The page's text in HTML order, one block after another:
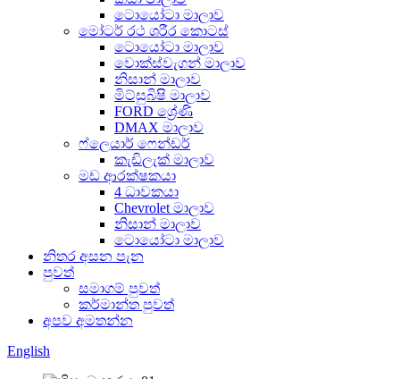
ටොයෝටා මාලාව
මෝටර් රථ ශරීර කොටස්
ටොයෝටා මාලාව
වොක්ස්වැගන් මාලාව
නිසාන් මාලාව
මිට්සුබිෂි මාලාව
FORD ශ්‍රේණි
DMAX මාලාව
ෆ්ලෙයාර් ෆෙන්ඩර්
කැඩිලැක් මාලාව
මඩ ආරක්ෂකයා
4 ධාවකයා
Chevrolet මාලාව
නිසාන් මාලාව
ටොයෝටා මාලාව
නිතර අසන පැන
පුවත්
සමාගම් පුවත්
කර්මාන්ත පුවත්
අපව අමතන්න
English